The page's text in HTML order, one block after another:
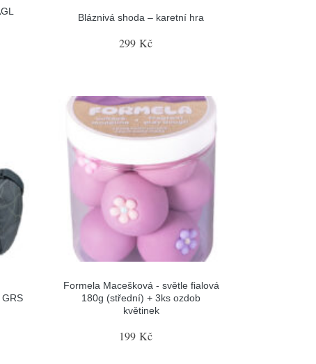
Bláznivá shoda – karetní hra
299 Kč
Formela Macešková - světle fialová
180g (střední) + 3ks ozdob
květinek
199 Kč